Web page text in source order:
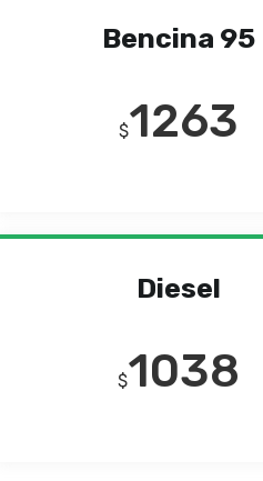
Bencina 95
$1263
Diesel
$1038